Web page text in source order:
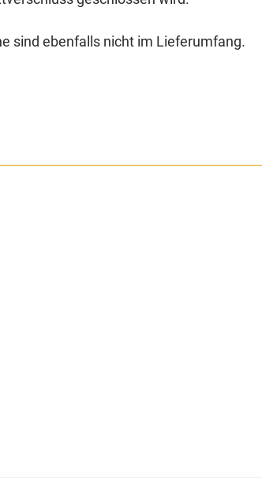
sind ebenfalls nicht im Lieferumfang.
den Platz gehen und in einer
umsieht, erkennt genau, wer sich
werden.
und eine Perücke mit Zöpfen